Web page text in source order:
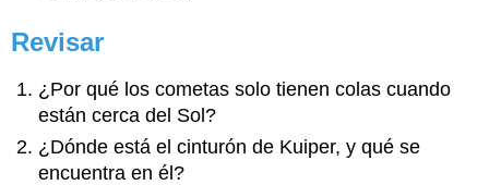
Revisar
¿Por qué los cometas solo tienen colas cuando
están cerca del Sol?
¿Dónde está el cinturón de Kuiper, y qué se
encuentra en él?